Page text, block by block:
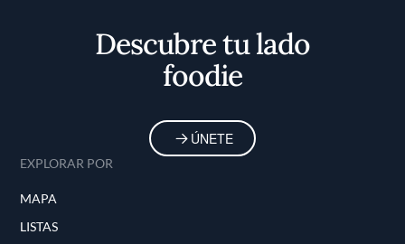
Descubre tu lado
foodie
ÚNETE
EXPLORAR POR
MAPA
LISTAS